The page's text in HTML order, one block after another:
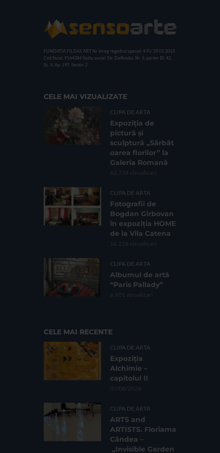
FUNDATIA FILDAS ART Nr inreg registrul special: 4 PJ/ 29.01.2013
Cod fiscal: 9164384 Sediu social: Str. Delfinului, Nr. 6, parter Bl. 42,
Sc. 4, Ap. 197, Sector 2
CELE MAI VIZUALIZATE
CLIPA DE ARTA
Expoziția de
pictură și
sculptură „Sărbăt
oarea florilor” la
Galeria Romană
62.734 vizualizari
CLIPA DE ARTA
Fotografii de
Bogdan Gîrbovan
în expoziția HOME
de la Vila Catena
16.216 vizualizari
CLIPA DE ARTA
Albumul de artă
“Paris Pallady”
6.601 vizualizari
CELE MAI RECENTE
CLIPA DE ARTA
Expoziția
Alchimie –
capitolul II
07/08/2026
CLIPA DE ARTA
ARTS and
ARTISTS. Floriama
Cândea –
„Invisible Garden